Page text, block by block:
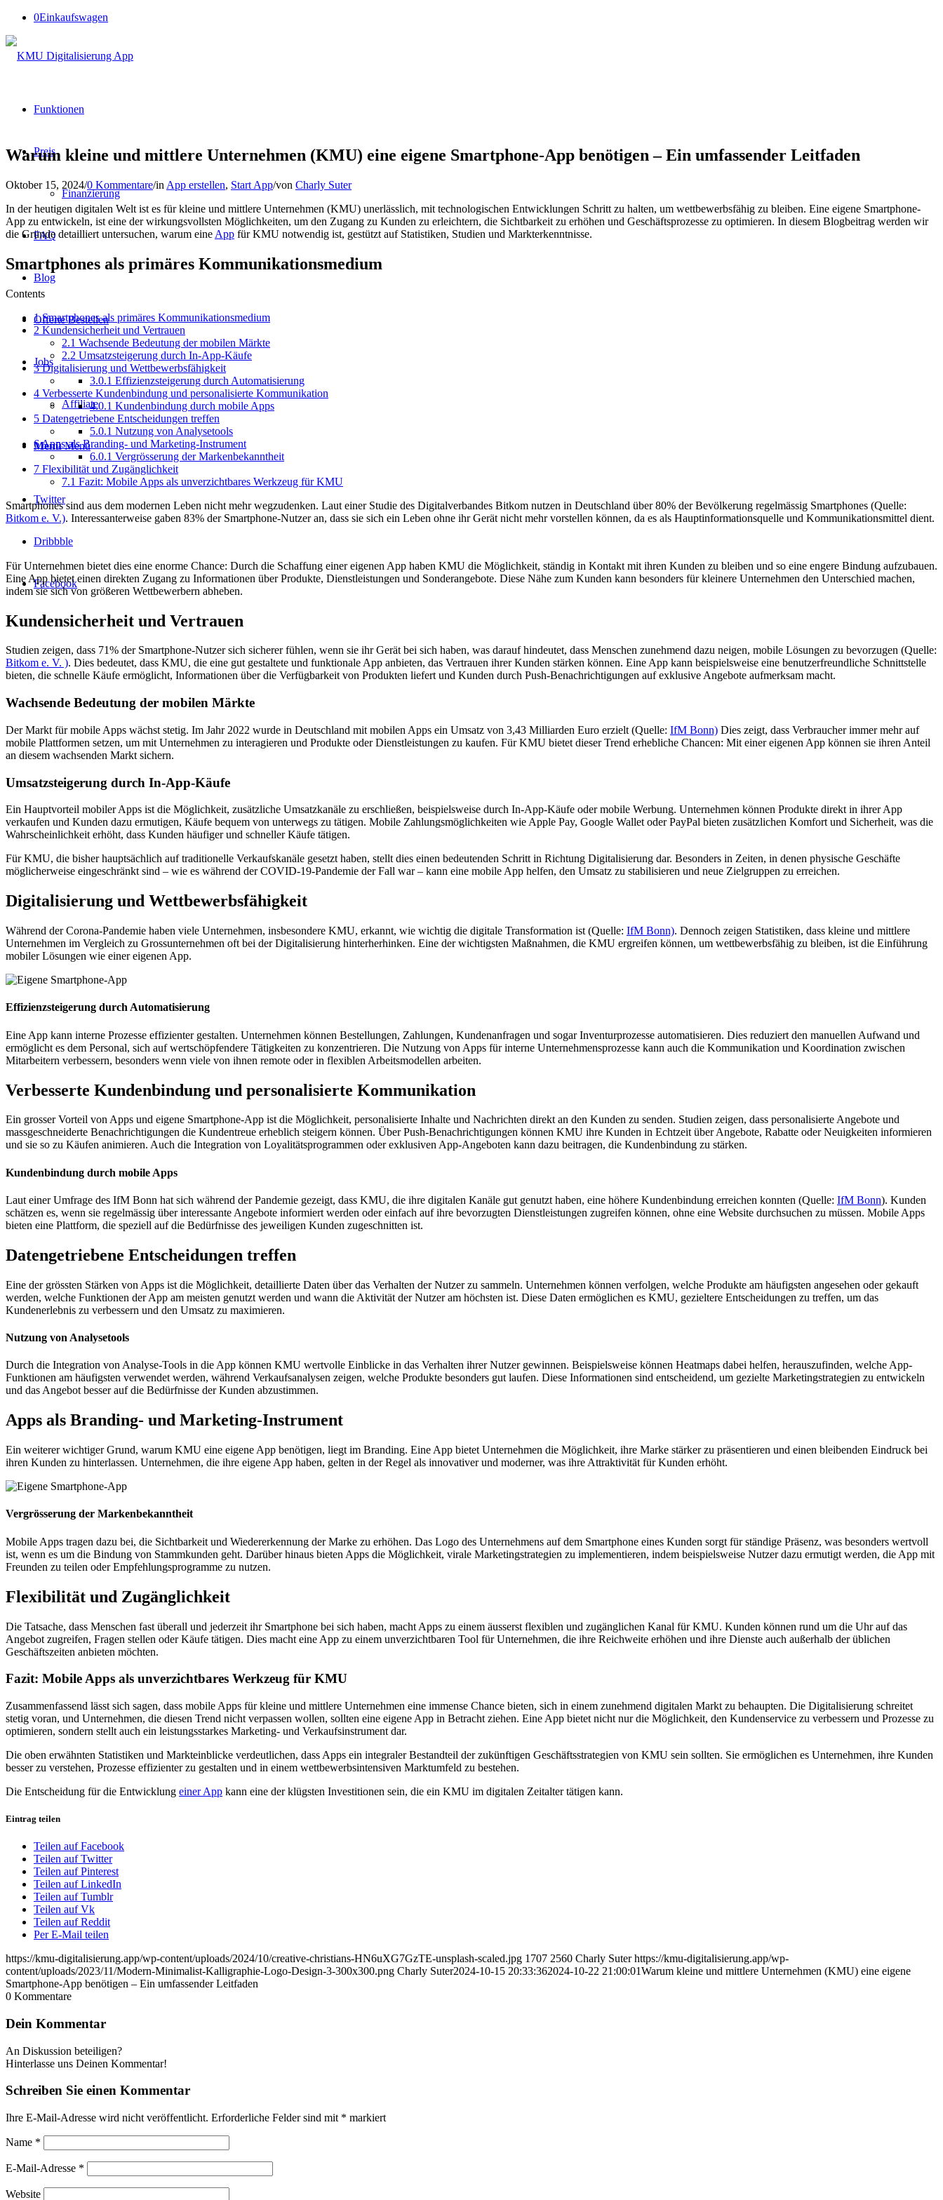
0Einkaufswagen
Funktionen
Preis
Finanzierung
FAQ
Blog
Offerte Bestellen
Jobs
Affiliate
Menü Menü
Twitter
Dribbble
Facebook
Warum kleine und mittlere Unternehmen (KMU) eine eigene Smartphone-App benötigen – Ein umfassender Leitfaden
Oktober 15, 2024/0 Kommentare/in App erstellen, Start App/von Charly Suter
In der heutigen digitalen Welt ist es für kleine und mittlere Unternehmen (KMU) unerlässlich, mit technologischen Entwicklungen Schritt zu halten, um wettbewerbsfähig zu bleiben. Eine eigene Smartphone-
App zu entwickeln, ist eine der wirkungsvollsten Möglichkeiten, um den Zugang zu Kunden zu erleichtern, die Sichtbarkeit zu erhöhen und Geschäftsprozesse zu optimieren. In diesem Blogbeitrag werden wir
die Gründe detailliert untersuchen, warum eine App für KMU notwendig ist, gestützt auf Statistiken, Studien und Markterkenntnisse.
Smartphones als primäres Kommunikationsmedium
Contents
1Smartphones als primäres Kommunikationsmedium
2 Kundensicherheit und Vertrauen
2.1 Wachsende Bedeutung der mobilen Märkte
2.2 Umsatzsteigerung durch In-App-Käufe
3Digitalisierung und Wettbewerbsfähigkeit
3.0.1 Effizienzsteigerung durch Automatisierung
4 Verbesserte Kundenbindung und personalisierte Kommunikation
4.0.1 Kundenbindung durch mobile Apps
5 Datengetriebene Entscheidungen treffen
5.0.1 Nutzung von Analysetools
6Apps als Branding- und Marketing-Instrument
6.0.1 Vergrösserung der Markenbekanntheit
7 Flexibilität und Zugänglichkeit
7.1 Fazit: Mobile Apps als unverzichtbares Werkzeug für KMU
Smartphones sind aus dem modernen Leben nicht mehr wegzudenken. Laut einer Studie des Digitalverbandes Bitkom nutzen in Deutschland über 80% der Bevölkerung regelmässig Smartphones​ (Quelle:
Bitkom e. V.). Interessanterweise gaben 83% der Smartphone-Nutzer an, dass sie sich ein Leben ohne ihr Gerät nicht mehr vorstellen können, da es als Hauptinformationsquelle und Kommunikationsmittel dient​.
Für Unternehmen bietet dies eine enorme Chance: Durch die Schaffung einer eigenen App haben KMU die Möglichkeit, ständig in Kontakt mit ihren Kunden zu bleiben und so eine engere Bindung aufzubauen.
Eine App bietet einen direkten Zugang zu Informationen über Produkte, Dienstleistungen und Sonderangebote. Diese Nähe zum Kunden kann besonders für kleinere Unternehmen den Unterschied machen,
indem sie sich von größeren Wettbewerbern abheben.
Kundensicherheit und Vertrauen
Studien zeigen, dass 71% der Smartphone-Nutzer sich sicherer fühlen, wenn sie ihr Gerät bei sich haben, was darauf hindeutet, dass Menschen zunehmend dazu neigen, mobile Lösungen zu bevorzugen​ (Quelle:
Bitkom e. V. ). Dies bedeutet, dass KMU, die eine gut gestaltete und funktionale App anbieten, das Vertrauen ihrer Kunden stärken können. Eine App kann beispielsweise eine benutzerfreundliche Schnittstelle
bieten, die schnelle Käufe ermöglicht, Informationen über die Verfügbarkeit von Produkten liefert und Kunden durch Push-Benachrichtigungen auf exklusive Angebote aufmerksam macht.
Wachsende Bedeutung der mobilen Märkte
Der Markt für mobile Apps wächst stetig. Im Jahr 2022 wurde in Deutschland mit mobilen Apps ein Umsatz von 3,43 Milliarden Euro erzielt​ (Quelle: IfM Bonn) Dies zeigt, dass Verbraucher immer mehr auf
mobile Plattformen setzen, um mit Unternehmen zu interagieren und Produkte oder Dienstleistungen zu kaufen. Für KMU bietet dieser Trend erhebliche Chancen: Mit einer eigenen App können sie ihren Anteil
an diesem wachsenden Markt sichern.
Umsatzsteigerung durch In-App-Käufe
Ein Hauptvorteil mobiler Apps ist die Möglichkeit, zusätzliche Umsatzkanäle zu erschließen, beispielsweise durch In-App-Käufe oder mobile Werbung. Unternehmen können Produkte direkt in ihrer App
verkaufen und Kunden dazu ermutigen, Käufe bequem von unterwegs zu tätigen. Mobile Zahlungsmöglichkeiten wie Apple Pay, Google Wallet oder PayPal bieten zusätzlichen Komfort und Sicherheit, was die
Wahrscheinlichkeit erhöht, dass Kunden häufiger und schneller Käufe tätigen.
Für KMU, die bisher hauptsächlich auf traditionelle Verkaufskanäle gesetzt haben, stellt dies einen bedeutenden Schritt in Richtung Digitalisierung dar. Besonders in Zeiten, in denen physische Geschäfte
möglicherweise eingeschränkt sind – wie es während der COVID-19-Pandemie der Fall war – kann eine mobile App helfen, den Umsatz zu stabilisieren und neue Zielgruppen zu erreichen.
Digitalisierung und Wettbewerbsfähigkeit
Während der Corona-Pandemie haben viele Unternehmen, insbesondere KMU, erkannt, wie wichtig die digitale Transformation ist​ (Quelle: IfM Bonn). Dennoch zeigen Statistiken, dass kleine und mittlere
Unternehmen im Vergleich zu Grossunternehmen oft bei der Digitalisierung hinterherhinken. Eine der wichtigsten Maßnahmen, die KMU ergreifen können, um wettbewerbsfähig zu bleiben, ist die Einführung
mobiler Lösungen wie einer eigenen App.
Effizienzsteigerung durch Automatisierung
Eine App kann interne Prozesse effizienter gestalten. Unternehmen können Bestellungen, Zahlungen, Kundenanfragen und sogar Inventurprozesse automatisieren. Dies reduziert den manuellen Aufwand und
ermöglicht es dem Personal, sich auf wertschöpfendere Tätigkeiten zu konzentrieren. Die Nutzung von Apps für interne Unternehmensprozesse kann auch die Kommunikation und Koordination zwischen
Mitarbeitern verbessern, besonders wenn viele von ihnen remote oder in flexiblen Arbeitsmodellen arbeiten.
Verbesserte Kundenbindung und personalisierte Kommunikation
Ein grosser Vorteil von Apps und eigene Smartphone-App ist die Möglichkeit, personalisierte Inhalte und Nachrichten direkt an den Kunden zu senden. Studien zeigen, dass personalisierte Angebote und
massgeschneiderte Benachrichtigungen die Kundentreue erheblich steigern können. Über Push-Benachrichtigungen können KMU ihre Kunden in Echtzeit über Angebote, Rabatte oder Neuigkeiten informieren
und sie so zu Käufen animieren. Auch die Integration von Loyalitätsprogrammen oder exklusiven App-Angeboten kann dazu beitragen, die Kundenbindung zu stärken.
Kundenbindung durch mobile Apps
Laut einer Umfrage des IfM Bonn hat sich während der Pandemie gezeigt, dass KMU, die ihre digitalen Kanäle gut genutzt haben, eine höhere Kundenbindung erreichen konnten​ (Quelle: IfM Bonn). Kunden
schätzen es, wenn sie regelmässig über interessante Angebote informiert werden oder einfach auf ihre bevorzugten Dienstleistungen zugreifen können, ohne eine Website durchsuchen zu müssen. Mobile Apps
bieten eine Plattform, die speziell auf die Bedürfnisse des jeweiligen Kunden zugeschnitten ist.
Datengetriebene Entscheidungen treffen
Eine der grössten Stärken von Apps ist die Möglichkeit, detaillierte Daten über das Verhalten der Nutzer zu sammeln. Unternehmen können verfolgen, welche Produkte am häufigsten angesehen oder gekauft
werden, welche Funktionen der App am meisten genutzt werden und wann die Aktivität der Nutzer am höchsten ist. Diese Daten ermöglichen es KMU, gezieltere Entscheidungen zu treffen, um das
Kundenerlebnis zu verbessern und den Umsatz zu maximieren.
Nutzung von Analysetools
Durch die Integration von Analyse-Tools in die App können KMU wertvolle Einblicke in das Verhalten ihrer Nutzer gewinnen. Beispielsweise können Heatmaps dabei helfen, herauszufinden, welche App-
Funktionen am häufigsten verwendet werden, während Verkaufsanalysen zeigen, welche Produkte besonders gut laufen. Diese Informationen sind entscheidend, um gezielte Marketingstrategien zu entwickeln
und das Angebot besser auf die Bedürfnisse der Kunden abzustimmen.
Apps als Branding- und Marketing-Instrument
Ein weiterer wichtiger Grund, warum KMU eine eigene App benötigen, liegt im Branding. Eine App bietet Unternehmen die Möglichkeit, ihre Marke stärker zu präsentieren und einen bleibenden Eindruck bei
ihren Kunden zu hinterlassen. Unternehmen, die ihre eigene App haben, gelten in der Regel als innovativer und moderner, was ihre Attraktivität für Kunden erhöht.
Vergrösserung der Markenbekanntheit
Mobile Apps tragen dazu bei, die Sichtbarkeit und Wiedererkennung der Marke zu erhöhen. Das Logo des Unternehmens auf dem Smartphone eines Kunden sorgt für ständige Präsenz, was besonders wertvoll
ist, wenn es um die Bindung von Stammkunden geht. Darüber hinaus bieten Apps die Möglichkeit, virale Marketingstrategien zu implementieren, indem beispielsweise Nutzer dazu ermutigt werden, die App mit
Freunden zu teilen oder Empfehlungsprogramme zu nutzen.
Flexibilität und Zugänglichkeit
Die Tatsache, dass Menschen fast überall und jederzeit ihr Smartphone bei sich haben, macht Apps zu einem äusserst flexiblen und zugänglichen Kanal für KMU. Kunden können rund um die Uhr auf das
Angebot zugreifen, Fragen stellen oder Käufe tätigen. Dies macht eine App zu einem unverzichtbaren Tool für Unternehmen, die ihre Reichweite erhöhen und ihre Dienste auch außerhalb der üblichen
Geschäftszeiten anbieten möchten.
Fazit: Mobile Apps als unverzichtbares Werkzeug für KMU
Zusammenfassend lässt sich sagen, dass mobile Apps für kleine und mittlere Unternehmen eine immense Chance bieten, sich in einem zunehmend digitalen Markt zu behaupten. Die Digitalisierung schreitet
stetig voran, und Unternehmen, die diesen Trend nicht verpassen wollen, sollten eine eigene App in Betracht ziehen. Eine App bietet nicht nur die Möglichkeit, den Kundenservice zu verbessern und Prozesse zu
optimieren, sondern stellt auch ein leistungsstarkes Marketing- und Verkaufsinstrument dar.
Die oben erwähnten Statistiken und Markteinblicke verdeutlichen, dass Apps ein integraler Bestandteil der zukünftigen Geschäftsstrategien von KMU sein sollten. Sie ermöglichen es Unternehmen, ihre Kunden
besser zu verstehen, Prozesse effizienter zu gestalten und in einem wettbewerbsintensiven Marktumfeld zu bestehen.
Die Entscheidung für die Entwicklung einer App kann eine der klügsten Investitionen sein, die ein KMU im digitalen Zeitalter tätigen kann.
Eintrag teilen
Teilen auf Facebook
Teilen auf Twitter
Teilen auf Pinterest
Teilen auf LinkedIn
Teilen auf Tumblr
Teilen auf Vk
Teilen auf Reddit
Per E-Mail teilen
https://kmu-digitalisierung.app/wp-content/uploads/2024/10/creative-christians-HN6uXG7GzTE-unsplash-scaled.jpg 1707 2560 Charly Suter https://kmu-digitalisierung.app/wp-
content/uploads/2023/11/Modern-Minimalist-Kalligraphie-Logo-Design-3-300x300.png Charly Suter2024-10-15 20:33:362024-10-22 21:00:01Warum kleine und mittlere Unternehmen (KMU) eine eigene
Smartphone-App benötigen – Ein umfassender Leitfaden
0 Kommentare
Dein Kommentar
An Diskussion beteiligen?
Hinterlasse uns Deinen Kommentar!
Schreiben Sie einen Kommentar
Ihre E-Mail-Adresse wird nicht veröffentlicht. Erforderliche Felder sind mit * markiert
Name *
E-Mail-Adresse *
Website